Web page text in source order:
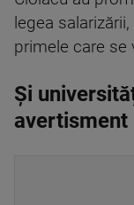
legea
primele care se
Și
avertisment